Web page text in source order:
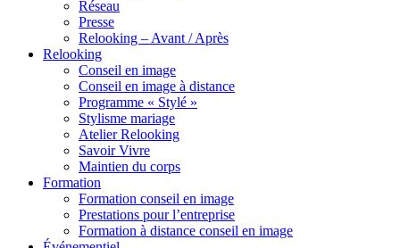
Réseau
Presse
Relooking – Avant / Après
Relooking
Conseil en image
Conseil en image à distance
Programme « Stylé »
Stylisme mariage
Atelier Relooking
Savoir Vivre
Maintien du corps
Formation
Formation conseil en image
Prestations pour l’entreprise
Formation à distance conseil en image